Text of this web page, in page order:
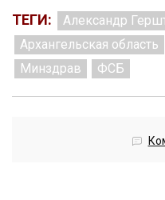
ТЕГИ:
Александр
Архангельская область
Минздрав
ФСБ